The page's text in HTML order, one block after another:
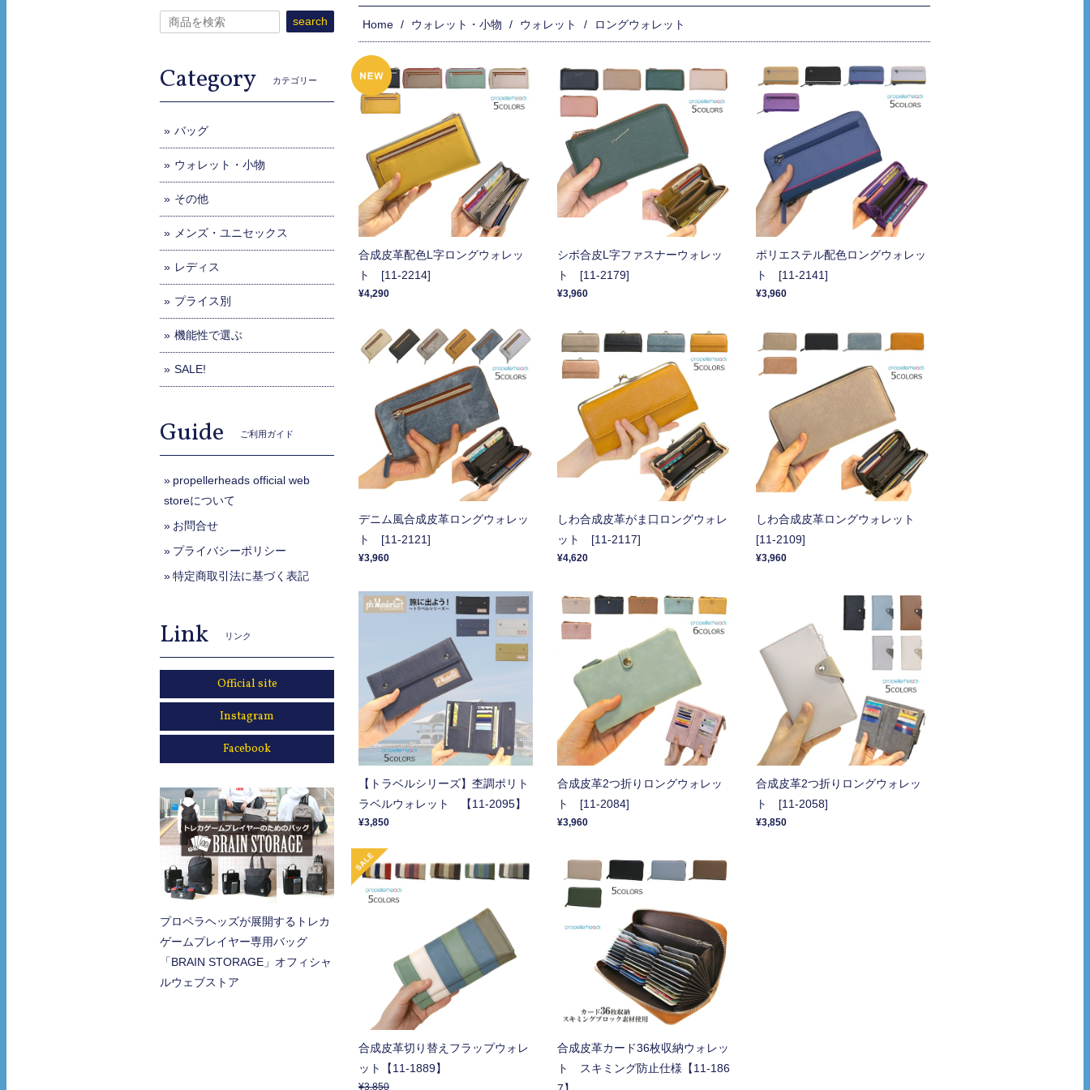
Home ウォレット・小物 ウォレット ロングウォレット
合成皮革配色L字ロングウォレッ
ト [11-2214]
¥4,290
シボ合皮L字ファスナーウォレッ
ト [11-2179]
¥3,960
ポリエステル配色ロングウォレッ
ト [11-2141]
¥3,960
デニム風合成皮革ロングウォレッ
ト [11-2121]
¥3,960
しわ合成皮革がま口ロングウォレ
ット [11-2117]
¥4,620
しわ合成皮革ロングウォレット
[11-2109]
¥3,960
【トラベルシリーズ】杢調ポリト
ラベルウォレット 【11-2095】
¥3,850
合成皮革2つ折りロングウォレッ
ト [11-2084]
¥3,960
合成皮革2つ折りロングウォレッ
ト [11-2058]
¥3,850
合成皮革切り替えフラップウォレ
ット【11-1889】
¥3,850
合成皮革カード36枚収納ウォレッ
ト スキミング防止仕様【11-186
search
Category カテゴリー
バッグ
ウォレット・小物
その他
メンズ・ユニセックス
レディス
プライス別
機能性で選ぶ
SALE!
Guide ご利用ガイド
propellerheads official web
storeについて
お問合せ
プライバシーポリシー
特定商取引法に基づく表記
Link リンク
Official site
Instagram
Facebook
プロペラヘッズが展開するトレカ
ゲームプレイヤー専用バッグ
「BRAIN STORAGE」オフィシャ
ルウェブストア